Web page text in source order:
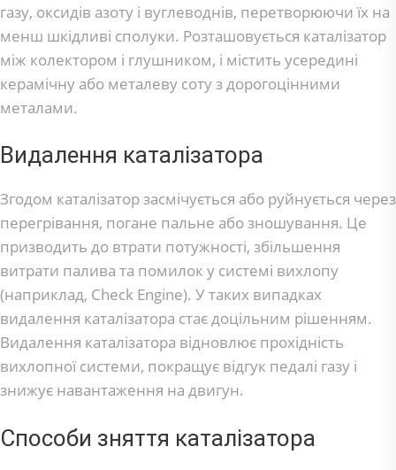
газу, оксидів азоту і вуглеводнів, перетворюючи їх на
менш шкідливі сполуки. Розташовується каталізатор
між колектором і глушником, і містить усередині
керамічну або металеву соту з дорогоцінними
металами.
Видалення каталізатора
Згодом каталізатор засмічується або руйнується через
перегрівання, погане пальне або зношування. Це
призводить до втрати потужності, збільшення
витрати палива та помилок у системі вихлопу
(наприклад, Check Engine). У таких випадках
видалення каталізатора стає доцільним рішенням.
Видалення каталізатора відновлює прохідність
вихлопної системи, покращує відгук педалі газу і
знижує навантаження на двигун.
Способи зняття каталізатора